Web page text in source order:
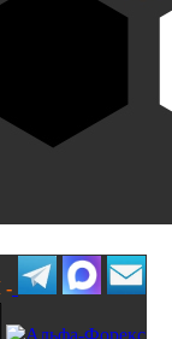
-